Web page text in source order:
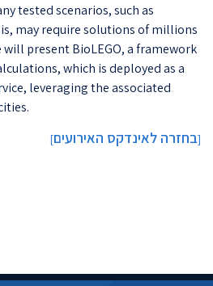
tested scenarios, such as
may require solutions of millions
present BioLEGO, a framework
which is deployed as a
leveraging the associated
[בחזרה לאינדקס האירועים]